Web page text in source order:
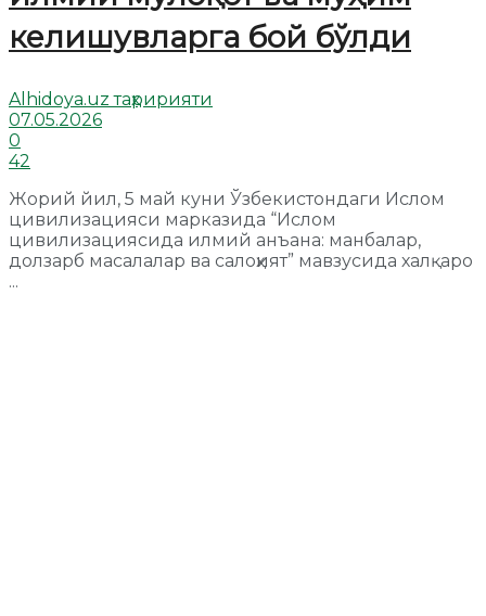
келишувларга бой бўлди
Alhidoya.uz таҳририяти
07.05.2026
0
42
Жорий йил, 5 май куни Ўзбекистондаги Ислом
цивилизацияси марказида “Ислом
цивилизациясида илмий анъана: манбалар,
долзарб масалалар ва салоҳият” мавзусида халқаро
...